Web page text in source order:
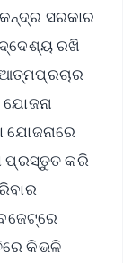
ସରକାର
ରଖି
ଯୋଜନା
ଯୋଜନାରେ
ପ୍ରସ୍ତୁତ କରି
କିଭଳି